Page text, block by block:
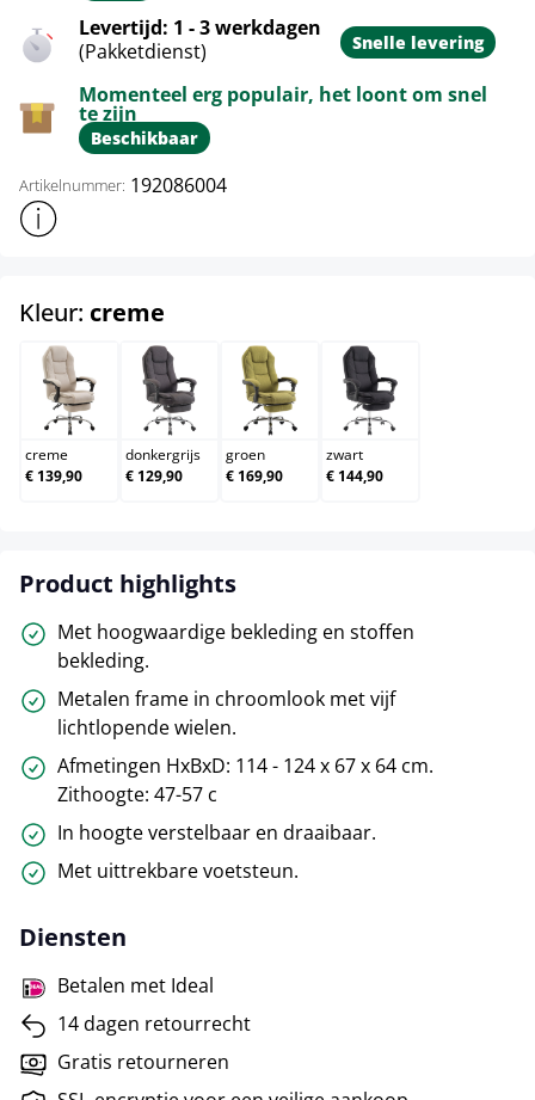
Levertijd: 1 - 3 werkdagen
(Pakketdienst)
Snelle levering
Momenteel erg populair, het loont om snel
te zijn
Beschikbaar
Artikelnummer: 192086004
Toon meer productinformatie
Kleur: creme
creme
creme
€ 139,90
donkergrijs
donkergrijs
€ 129,90
groen
groen
€ 169,90
zwart
zwart
€ 144,90
Product highlights
Met hoogwaardige bekleding en stoffen
bekleding.
Metalen frame in chroomlook met vijf
lichtlopende wielen.
Afmetingen HxBxD: 114 - 124 x 67 x 64 cm.
Zithoogte: 47-57 c
In hoogte verstelbaar en draaibaar.
Met uittrekbare voetsteun.
Diensten
Betalen met Ideal
14 dagen retourrecht
Gratis retourneren